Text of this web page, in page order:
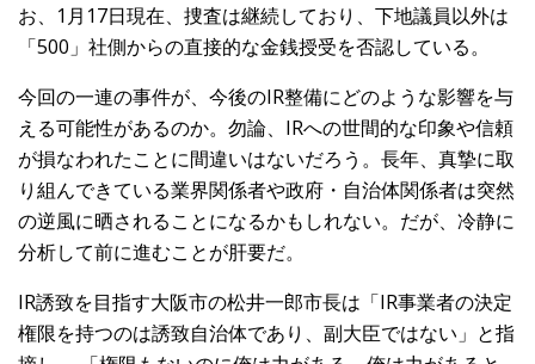
お、1月17日現在、捜査は継続しており、下地議員以外は
「500」社側からの直接的な金銭授受を否認している。
今回の一連の事件が、今後のIR整備にどのような影響を与
える可能性があるのか。勿論、IRへの世間的な印象や信頼
が損なわれたことに間違いはないだろう。長年、真摯に取
り組んできている業界関係者や政府・自治体関係者は突然
の逆風に晒されることになるかもしれない。だが、冷静に
分析して前に進むことが肝要だ。
IR誘致を目指す大阪市の松井一郎市長は「IR事業者の決定
権限を持つのは誘致自治体であり、副大臣ではない」と指